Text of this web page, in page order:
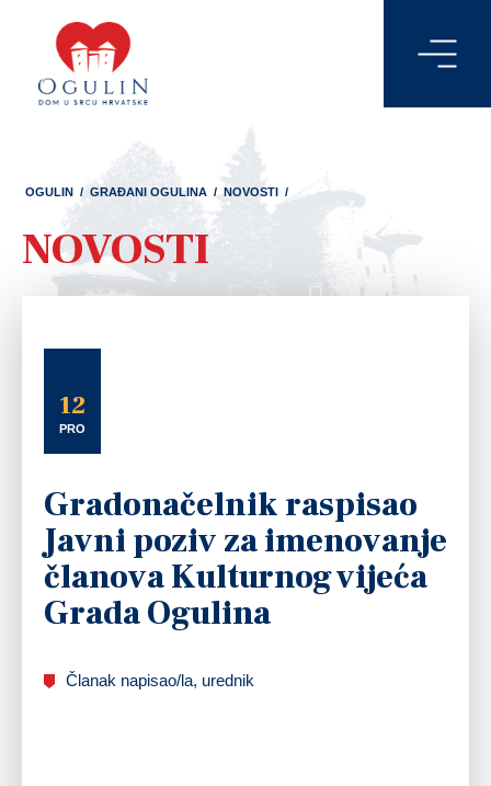
OGULIN / GRAĐANI OGULINA / NOVOSTI /
NOVOSTI
12
PRO
Gradonačelnik raspisao
Javni poziv za imenovanje
članova Kulturnog vijeća
Grada Ogulina
Članak napisao/la, urednik